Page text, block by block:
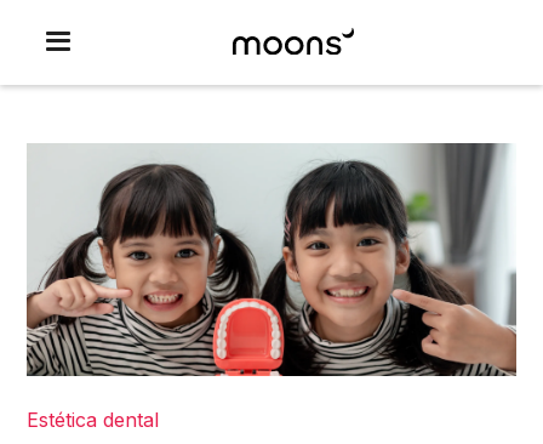
Estética dental